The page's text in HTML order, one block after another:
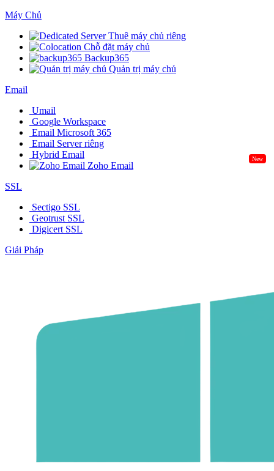
Máy Chủ
Thuê máy chủ riêng
Chỗ đặt máy chủ
Backup365
Quản trị máy chủ
Email
Umail
Google Workspace
Email Microsoft 365
Email Server riêng
Hybrid Email
New
Zoho Email
SSL
Sectigo SSL
Geotrust SSL
Digicert SSL
Giải Pháp